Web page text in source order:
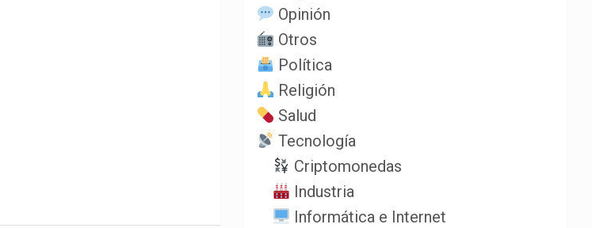
Opinión
Otros
Política
Religión
Salud
Tecnología
Criptomonedas
Industria
Informática e Internet